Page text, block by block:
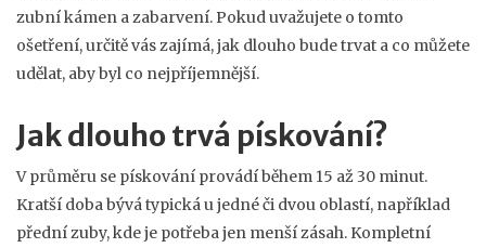
zubní kámen a zabarvení. Pokud uvažujete o tomto
ošetření, určitě vás zajímá, jak dlouho bude trvat a co můžete
udělat, aby byl co nejpříjemnější.
Jak dlouho trvá pískování?
V průměru se pískování provádí během 15 až 30 minut.
Kratší doba bývá typická u jedné či dvou oblastí, například
přední zuby, kde je potřeba jen menší zásah. Kompletní